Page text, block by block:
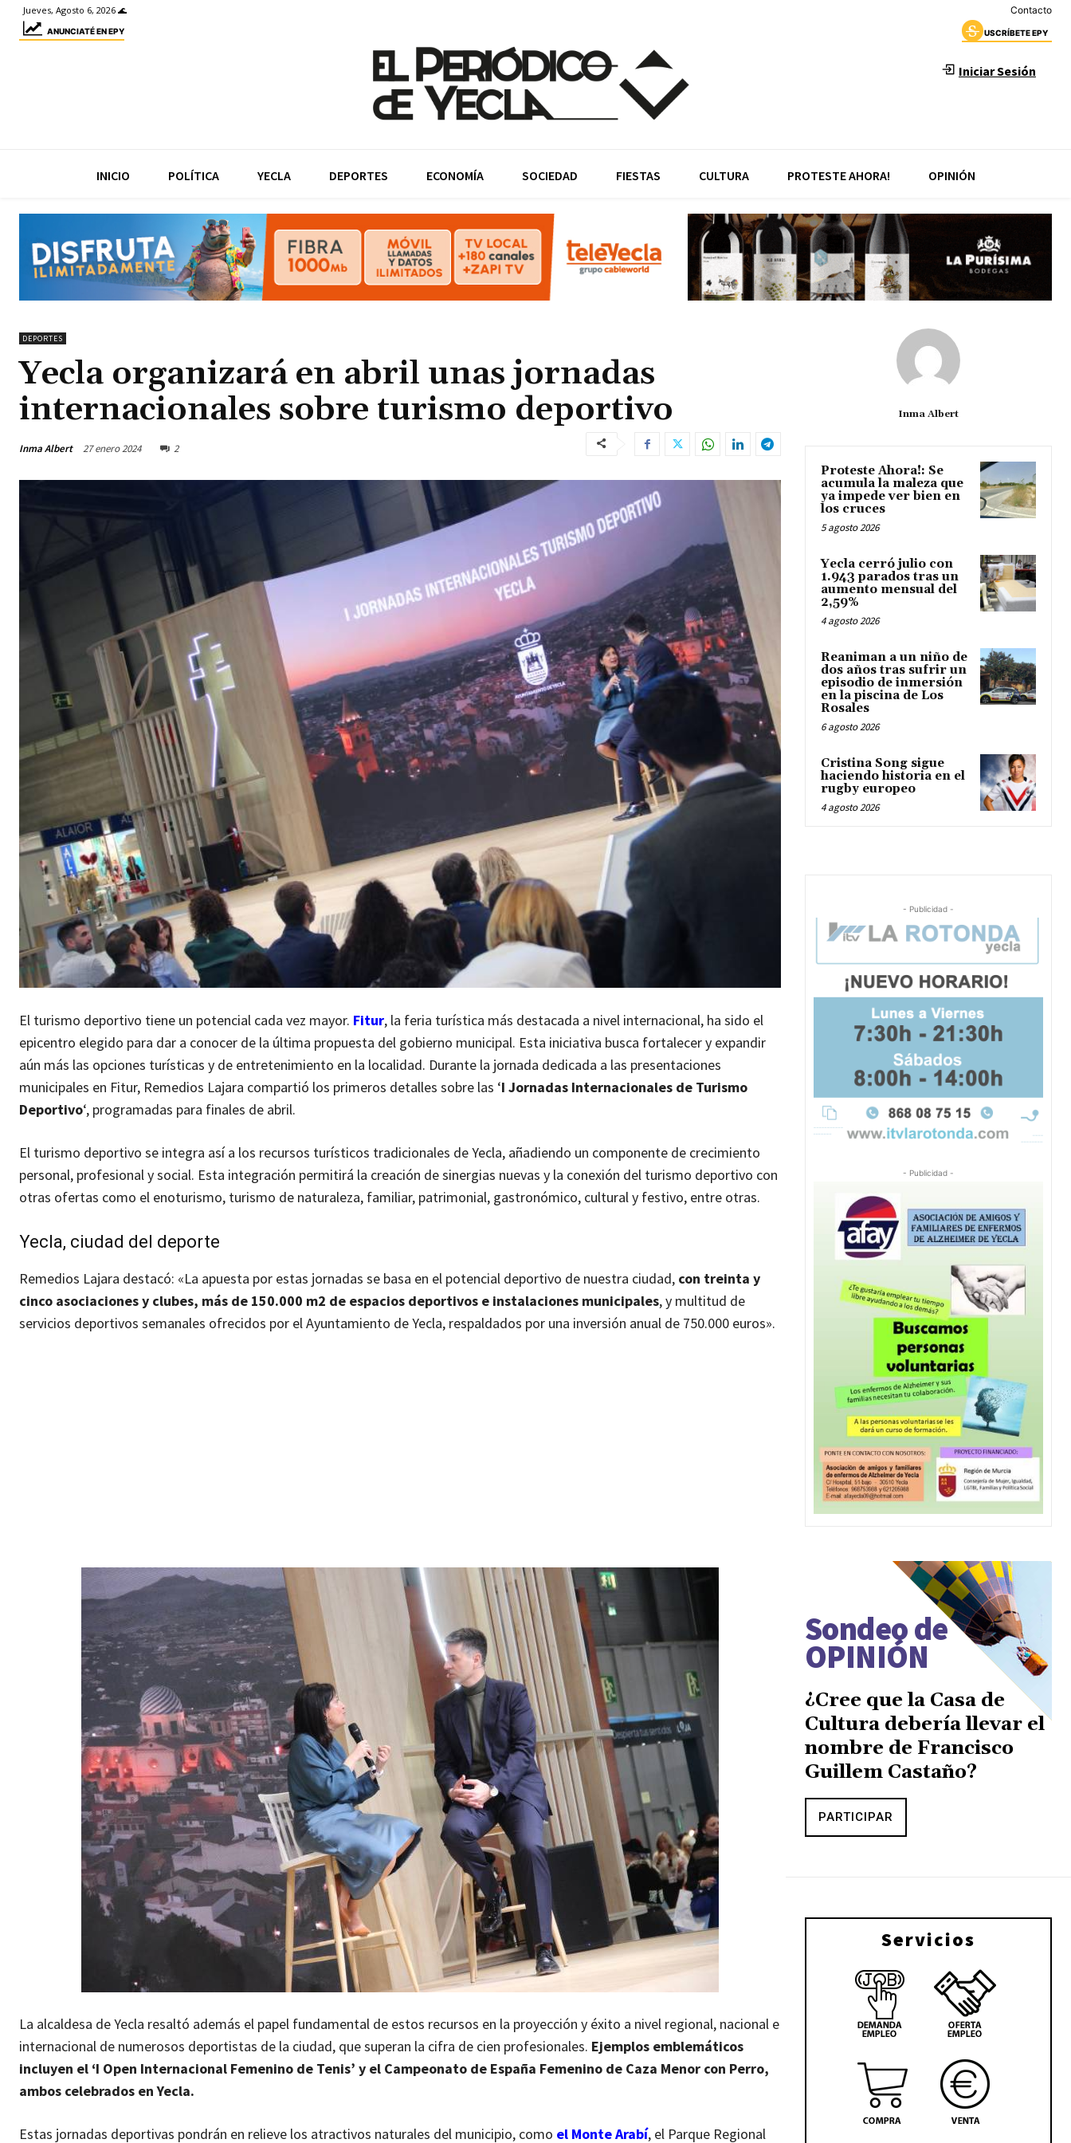
Jueves, Agosto 6, 2026 🌊 Contacto
ANUNCIATÉ EN EPY USCRÍBETE EPY
Iniciar Sesión
INICIO POLÍTICA YECLA DEPORTES ECONOMÍA SOCIEDAD FIESTAS CULTURA PROTESTE AHORA! OPINIÓN
DEPORTES
Yecla organizará en abril unas jornadas
internacionales sobre turismo deportivo
Inma Albert 27 enero 2024 2
El turismo deportivo tiene un potencial cada vez mayor. Fitur, la feria turística más destacada a nivel internacional, ha sido el
epicentro elegido para dar a conocer de la última propuesta del gobierno municipal. Esta iniciativa busca fortalecer y expandir
aún más las opciones turísticas y de entretenimiento en la localidad. Durante la jornada dedicada a las presentaciones
municipales en Fitur, Remedios Lajara compartió los primeros detalles sobre las ‘I Jornadas Internacionales de Turismo
Deportivo‘, programadas para finales de abril.
El turismo deportivo se integra así a los recursos turísticos tradicionales de Yecla, añadiendo un componente de crecimiento
personal, profesional y social. Esta integración permitirá la creación de sinergias nuevas y la conexión del turismo deportivo con
otras ofertas como el enoturismo, turismo de naturaleza, familiar, patrimonial, gastronómico, cultural y festivo, entre otras.
Yecla, ciudad del deporte
Remedios Lajara destacó: «La apuesta por estas jornadas se basa en el potencial deportivo de nuestra ciudad, con treinta y
cinco asociaciones y clubes, más de 150.000 m2 de espacios deportivos e instalaciones municipales, y multitud de
servicios deportivos semanales ofrecidos por el Ayuntamiento de Yecla, respaldados por una inversión anual de 750.000 euros».
La alcaldesa de Yecla resaltó además el papel fundamental de estos recursos en la proyección y éxito a nivel regional, nacional e
internacional de numerosos deportistas de la ciudad, que superan la cifra de cien profesionales. Ejemplos emblemáticos
incluyen el ‘I Open Internacional Femenino de Tenis’ y el Campeonato de España Femenino de Caza Menor con Perro,
ambos celebrados en Yecla.
Estas jornadas deportivas pondrán en relieve los atractivos naturales del municipio, como el Monte Arabí, el Parque Regional
Inma Albert
Proteste Ahora!: Se
acumula la maleza que
ya impede ver bien en
los cruces
5 agosto 2026
Yecla cerró julio con
1.943 parados tras un
aumento mensual del
2,59%
4 agosto 2026
Reaniman a un niño de
dos años tras sufrir un
episodio de inmersión
en la piscina de Los
Rosales
6 agosto 2026
Cristina Song sigue
haciendo historia en el
rugby europeo
4 agosto 2026
- Publicidad -
- Publicidad -
Sondeo de
OPINIÓN
¿Cree que la Casa de
Cultura debería llevar el
nombre de Francisco
Guillem Castaño?
PARTICIPAR
Servicios